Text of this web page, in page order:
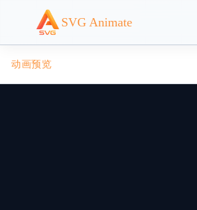
SVG Animate
动画预览